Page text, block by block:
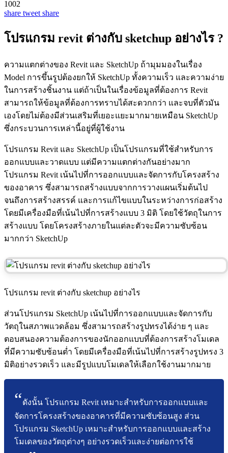
1002
share tweet share
โปรแกรม revit ต่างกับ sketchup อย่างไร ?
ความแตกต่างของ Revit และ SketchUp ถ้ามุมมองในเรื่อง
Model การขึ้นรูปต้องยกให้ SketchUp ทั้งความเร็ว และความง่าย
ในการสร้างชิ้นงาน แต่ถ้าเป็นในเรื่องข้อมูลที่ต้องการ Revit
สามารถให้ข้อมูลที่ต้องการทราบได้สะดวกกว่า และจบที่ตัวมัน
เองโดยไม่ต้องมีส่วนเสริมที่เยอะแยะมากมายเหมือน SketchUp
ซึ่งกระบวนการเหล่านี้อยู่ที่ผู้ใช้งาน
โปรแกรม Revit และ SketchUp เป็นโปรแกรมที่ใช้สำหรับการ
ออกแบบและวาดแบบ แต่มีความแตกต่างกันอย่างมาก
โปรแกรม Revit เน้นไปที่การออกแบบและจัดการกับโครงสร้าง
ของอาคาร ซึ่งสามารถสร้างแบบจากการวางแผนเริ่มต้นไป
จนถึงการสร้างสรรค์ และการแก้ไขแบบในระหว่างการก่อสร้าง
โดยมีเครื่องมือที่เน้นไปที่การสร้างแบบ 3 มิติ โดยใช้วัตถุในการ
สร้างแบบ โดยโครงสร้างภายในแต่ละตัวจะมีความซับซ้อน
มากกว่า SketchUp
โปรแกรม revit ต่างกับ sketchup อย่างไร
ส่วนโปรแกรม SketchUp เน้นไปที่การออกแบบและจัดการกับ
วัตถุในสภาพแวดล้อม ซึ่งสามารถสร้างรูปทรงได้ง่าย ๆ และ
ตอบสนองความต้องการของนักออกแบบที่ต้องการสร้างโมเดล
ที่มีความซับซ้อนต่ำ โดยมีเครื่องมือที่เน้นไปที่การสร้างรูปทรง 3
มิติอย่างรวดเร็ว และมีรูปแบบโมเดลให้เลือกใช้งานมากมาย
ดังนั้น โปรแกรม Revit เหมาะสำหรับการออกแบบและ
จัดการโครงสร้างของอาคารที่มีความซับซ้อนสูง ส่วน
โปรแกรม SketchUp เหมาะสำหรับการออกแบบและสร้าง
โมเดลของวัตถุต่างๆ อย่างรวดเร็วและง่ายต่อการใช้